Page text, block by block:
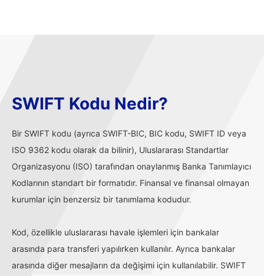
SWIFT Kodu Nedir?
Bir SWIFT kodu (ayrıca SWIFT-BIC, BIC kodu, SWIFT ID veya
ISO 9362 kodu olarak da bilinir), Uluslararası Standartlar
Organizasyonu (ISO) tarafından onaylanmış Banka Tanımlayıcı
Kodlarının standart bir formatıdır. Finansal ve finansal olmayan
kurumlar için benzersiz bir tanımlama kodudur.
Kod, özellikle uluslararası havale işlemleri için bankalar
arasında para transferi yapılırken kullanılır. Ayrıca bankalar
arasında diğer mesajların da değişimi için kullanılabilir. SWIFT